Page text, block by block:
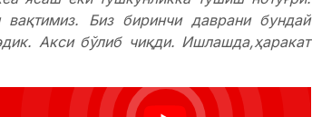
вақтимиз. Биз биринчи даврани бундай
Акси бўлиб чиқди. Ишлашда,ҳаракат